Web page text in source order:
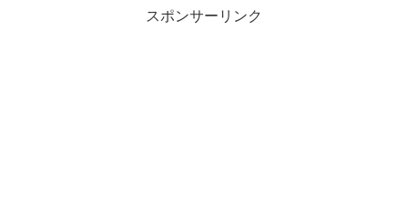
スポンサーリンク